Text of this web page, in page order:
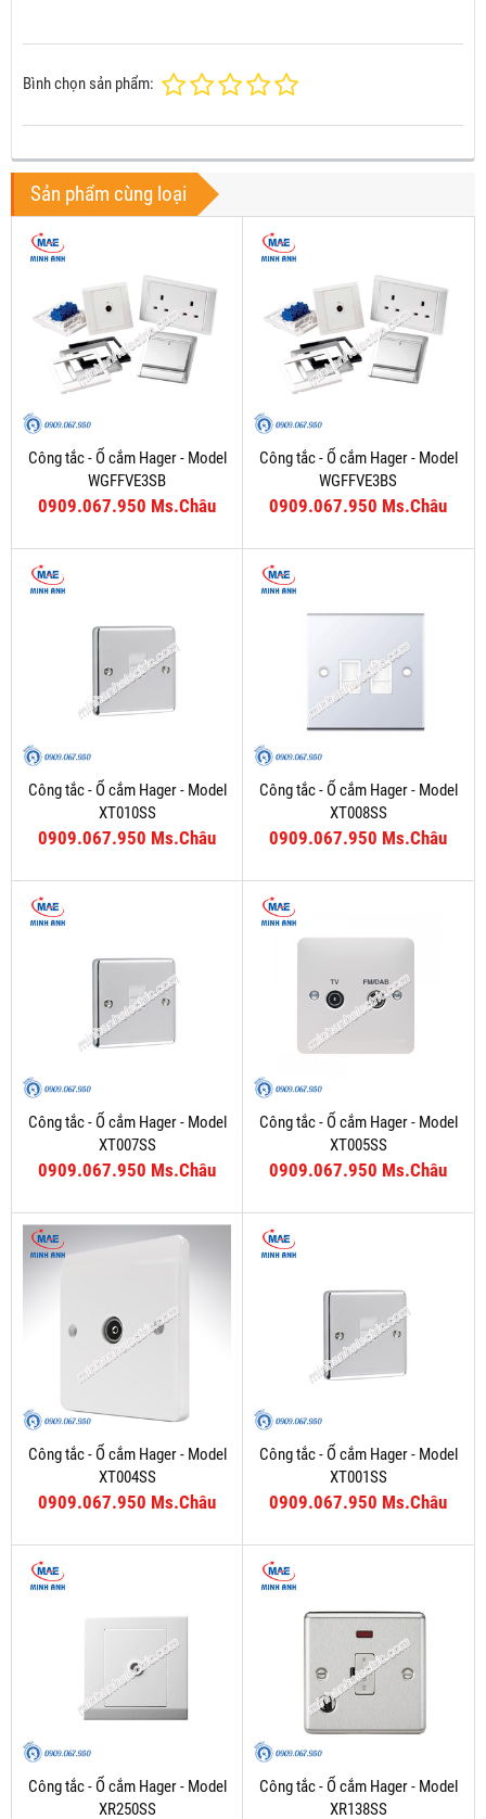
Bình chọn sản phẩm:
Sản phẩm cùng loại
Công tắc - Ổ cắm Hager - Model
WGFFVE3SB
0909.067.950 Ms.Châu
Công tắc - Ổ cắm Hager - Model
WGFFVE3BS
0909.067.950 Ms.Châu
Công tắc - Ổ cắm Hager - Model
XT010SS
0909.067.950 Ms.Châu
Công tắc - Ổ cắm Hager - Model
XT008SS
0909.067.950 Ms.Châu
Công tắc - Ổ cắm Hager - Model
XT007SS
0909.067.950 Ms.Châu
Công tắc - Ổ cắm Hager - Model
XT005SS
0909.067.950 Ms.Châu
Công tắc - Ổ cắm Hager - Model
XT004SS
0909.067.950 Ms.Châu
Công tắc - Ổ cắm Hager - Model
XT001SS
0909.067.950 Ms.Châu
Công tắc - Ổ cắm Hager - Model
XR250SS
Công tắc - Ổ cắm Hager - Model
XR138SS